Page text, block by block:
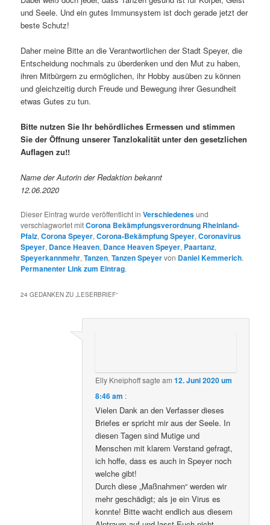
und Seele. Und ein gutes Immunsystem ist doch gerade jetzt der
beste Schutz!
Daher meine Bitte an die Verantwortlichen der Stadt Speyer, die
Entscheidung nochmals zu überdenken und den Mut zu haben,
ihren Mitbürgern zu ermöglichen, ihr Hobby ausüben zu können
und gleichzeitig durch Freude und Bewegung ihrer Gesundheit
etwas Gutes zu tun.
Bitte nutzen Sie Ihr behördliches Ermessen und stimmen
Sie der Öffnung unserer Tanzlokalität unter den gesetzlichen
Auflagen zu!!
Name der Autorin der Redaktion bekannt
12.06.2020
Dieser Eintrag wurde veröffentlicht inVerschiedenesund
verschlagwortet mitCorona Bekämpfungsverordnung Rheinland-
Pfalz,Corona Speyer,Corona-Bekämpfung Speyer,Coronavirus
Speyer, Dance Heaven, Dance Heaven Speyer, Paartanz,
Speyerkannmehr,Tanzen,Tanzen Speyervon Daniel Kemmerich.
Permanenter Link zum Eintrag.
24 GEDANKEN ZU „LESERBRIEF“
Elly Kneiphoffsagte am12. Juni 2020 um
8:46 am :
Vielen Dank an den Verfasser dieses
Briefes er spricht mir aus der Seele. In
diesen Tagen sind Mutige und
Menschen mit klarem Verstand gefragt,
ich hoffe, dass es auch in Speyer noch
welche gibt!
Durch diese „Maßnahmen“ werden wir
mehr geschädigt; als je ein Virus es
konnte! Bitte wacht endlich aus diesem